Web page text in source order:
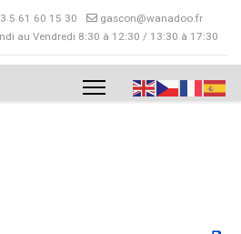
5 61 60 15 30
gascon@wanadoo.fr
au Vendredi 8:30 à 12:30 / 13:30 à 17:30